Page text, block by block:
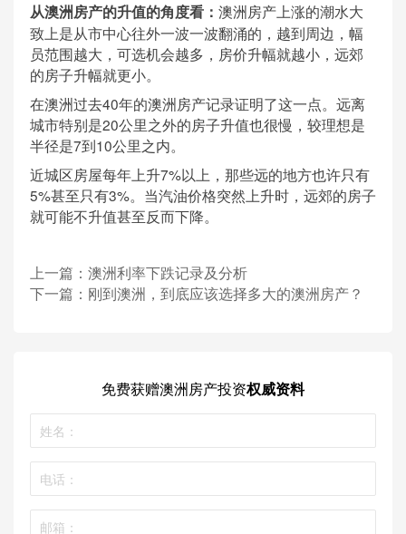
从澳洲房产的升值的角度看： 澳洲房产上涨的潮水大
致上是从市中心往外一波一波翻涌的，越到周边，幅
员范围越大，可选机会越多，房价升幅就越小，远郊
的房子升幅就更小。
在澳洲过去40年的澳洲房产记录证明了这一点。远离
城市特别是20公里之外的房子升值也很慢，较理想是
半径是7到10公里之内。
近城区房屋每年上升7%以上，那些远的地方也许只有
5%甚至只有3%。当汽油价格突然上升时，远郊的房子
就可能不升值甚至反而下降。
上一篇： 澳洲利率下跌记录及分析
下一篇： 刚到澳洲，到底应该选择多大的澳洲房产？
免费获赠澳洲房产投资权威资料